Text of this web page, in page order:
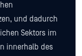
und dadurch
Sektors im
innerhalb des